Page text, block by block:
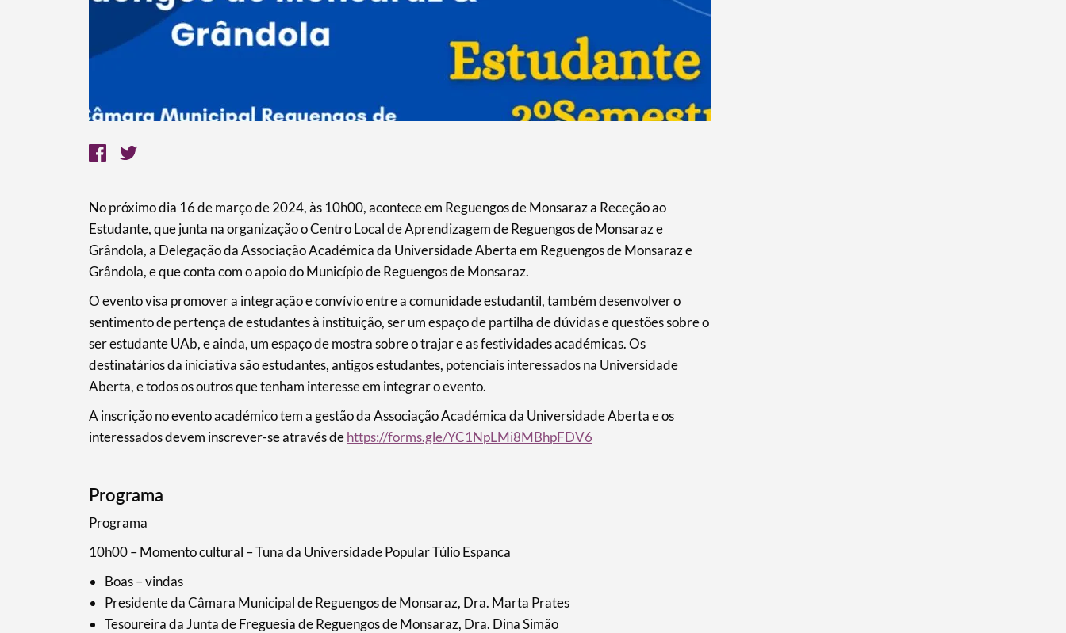
No próximo dia 16 de março de 2024, às 10h00, acontece em Reguengos de Monsaraz a Receção ao
Estudante, que junta na organização o Centro Local de Aprendizagem de Reguengos de Monsaraz e
Grândola, a Delegação da Associação Académica da Universidade Aberta em Reguengos de Monsaraz e
Grândola, e que conta com o apoio do Município de Reguengos de Monsaraz.
O evento visa promover a integração e convívio entre a comunidade estudantil, também desenvolver o
sentimento de pertença de estudantes à instituição, ser um espaço de partilha de dúvidas e questões sobre o
ser estudante UAb, e ainda, um espaço de mostra sobre o trajar e as festividades académicas. Os
destinatários da iniciativa são estudantes, antigos estudantes, potenciais interessados na Universidade
Aberta, e todos os outros que tenham interesse em integrar o evento.
A inscrição no evento académico tem a gestão da Associação Académica da Universidade Aberta e os
interessados devem inscrever-se através dehttps://forms.gle/YC1NpLMi8MBhpFDV6
Programa
Programa
10h00 – Momento cultural – Tuna da Universidade Popular Túlio Espanca
Boas – vindas
Presidente da Câmara Municipal de Reguengos de Monsaraz, Dra. Marta Prates
Tesoureira da Junta de Freguesia de Reguengos de Monsaraz, Dra. Dina Simão